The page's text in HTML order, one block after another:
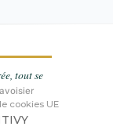
tout se
cookies UE